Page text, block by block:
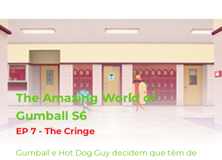
The Amazing World of
Gumball S6
EP 7 - The Cringe
Gumball e Hot Dog Guy decidem que têm de